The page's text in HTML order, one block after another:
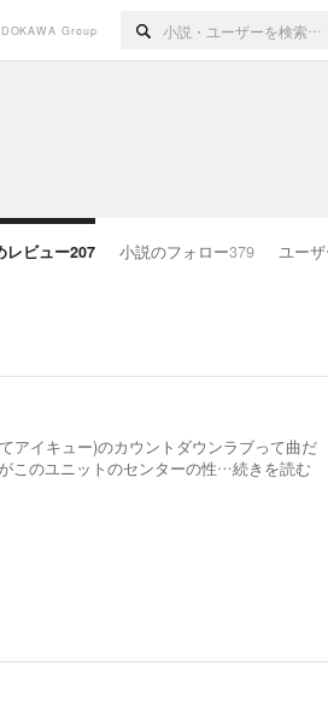
Group
レビュー207 小説のフォロー379 ユー
アイキュー)のカウントダウンラブって曲だ
このユニットのセンターの性…続きを読む